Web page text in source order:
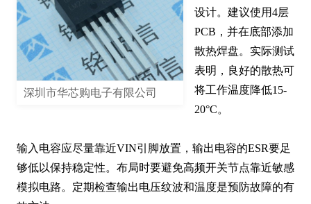
深圳市华芯购电子有限公司
设计。建议使用4层
PCB，并在底部添加
散热焊盘。实际测试
表明，良好的散热可
将工作温度降低15-
20°C。
输入电容应尽量靠近VIN引脚放置，输出电容的ESR要足
够低以保持稳定性。布局时要避免高频开关节点靠近敏感
模拟电路。定期检查输出电压纹波和温度是预防故障的有